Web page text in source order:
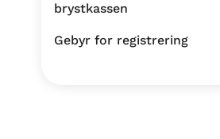
brystkassen
Gebyr for registrering